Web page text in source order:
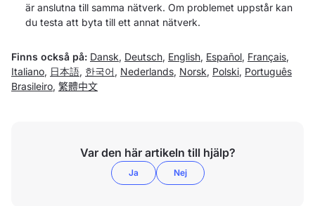
är anslutna till samma nätverk. Om problemet uppstår kan
du testa att byta till ett annat nätverk.
Finns också på: Dansk, Deutsch, English, Español, Français,
Italiano, 日本語, 한국어 , Nederlands, Norsk, Polski, Português
Brasileiro, 繁體中文
Var den här artikeln till hjälp?
Ja Nej